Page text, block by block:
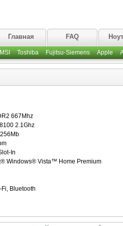
Главная FAQ
MSI Toshiba Fujitsu-Siemens Apple
667Mhz
2.1Ghz
In
Windows® Vista™ Home Premium
Bluetooth